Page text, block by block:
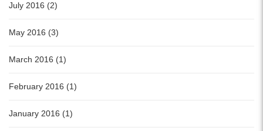
July 2016 (2)
May 2016 (3)
March 2016 (1)
February 2016 (1)
January 2016 (1)